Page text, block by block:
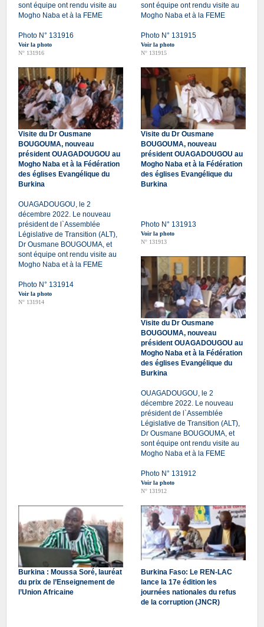
sont équipe ont rendu visite au
Mogho Naba et à la FEME
Photo N° 131916
Voir la photo
N° 131916
sont équipe ont rendu visite au
Mogho Naba et à la FEME
Photo N° 131915
Voir la photo
N° 131915
Visite du Dr Ousmane
BOUGOUMA, nouveau
président OUAGADOUGOU au
Mogho Naba et à la Fédération
des églises Evangélique du
Burkina
OUAGADOUGOU, le 2
décembre 2022. Le nouveau
président de l`Assemblée
Législative de Transition (ALT),
Dr Ousmane BOUGOUMA, et
sont équipe ont rendu visite au
Mogho Naba et à la FEME
Photo N° 131914
Voir la photo
N° 131914
Visite du Dr Ousmane
BOUGOUMA, nouveau
président OUAGADOUGOU au
Mogho Naba et à la Fédération
des églises Evangélique du
Burkina
Photo N° 131913
Voir la photo
N° 131913
Visite du Dr Ousmane
BOUGOUMA, nouveau
président OUAGADOUGOU au
Mogho Naba et à la Fédération
des églises Evangélique du
Burkina
OUAGADOUGOU, le 2
décembre 2022. Le nouveau
président de l`Assemblée
Législative de Transition (ALT),
Dr Ousmane BOUGOUMA, et
sont équipe ont rendu visite au
Mogho Naba et à la FEME
Photo N° 131912
Voir la photo
N° 131912
Burkina : Moussa Soré, lauréat
du prix de l’Enseignement de
l’Union Africaine
Burkina Faso: Le REN-LAC
lance la 17e édition les
journées nationales du refus
de la corruption (JNCR)